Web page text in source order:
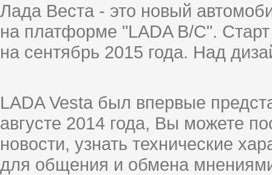
Лада Веста - это новый
на платформе "LADA B/C".
на сентябрь 2015 года. Над
LADA Vesta был впервые
августе 2014 года, Вы можете
новости, узнать технические
для общения и обмена